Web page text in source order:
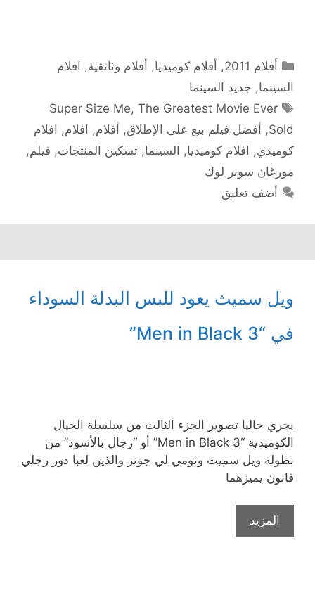
التصنيفات
أفلام 2011 , أفلام كوميديا, أفلام وثائقية, افلام
السينما, جديد السينما
الوسوم
Super Size Me, The Greatest Movie Ever
Sold
, أفضل فيلم بيع على الإطلاق, أفلام, افلام, افلام
كوميدي, افلام كوميديا, السينما, تسكين المنتجات, فيلم,
مورغان سوبر لوك
أضف تعليق
ويل سميث يعود للبس البدلة السوداء
في “3 Men in Black”
يجري حاليا تصوير الجزء الثالث من سلسلة الخيال
الكوميدية “3 Men in Black” أو “رجال بالأسود” من
بطولة ويل سميث وتومي لي جونز والذين لعبا دور رجلي
قانون يميزهما
المزيد